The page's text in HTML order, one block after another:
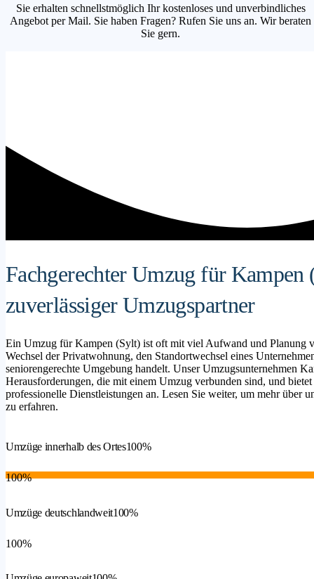
Sie erhalten schnellstmöglich Ihr kostenloses und unverbindliches
Angebot per Mail. Sie haben Fragen? Rufen Sie uns an. Wir beraten
Sie gern.
Fachgerechter Umzug für
zuverlässiger Umzugspartner
Ein Umzug für Kampen (Sylt) ist oft mit viel Aufwand und Planung
Wechsel der Privatwohnung, den Standortwechsel eines
seniorengerechte Umgebung handelt. Unser Umzugsunternehmen
Herausforderungen, die mit einem Umzug verbunden sind, und
professionelle Dienstleistungen an. Lesen Sie weiter, um mehr über
zu erfahren.
Umzüge innerhalb des Ortes100%
100%
Umzüge deutschlandweit100%
100%